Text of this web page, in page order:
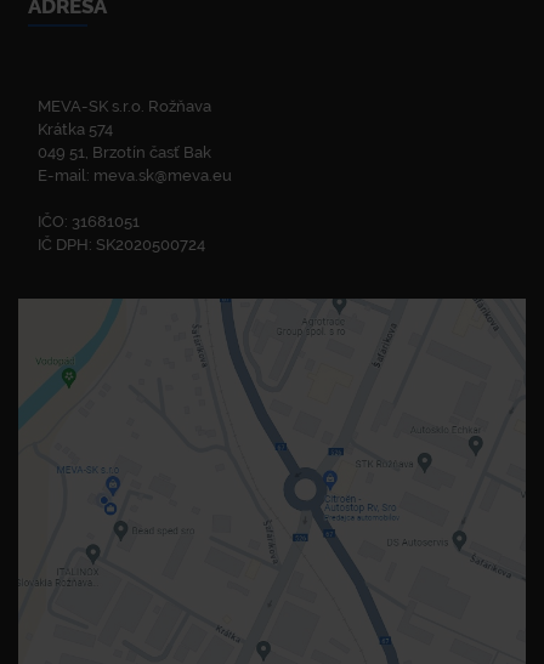
ADRESA
MEVA-SK s.r.o. Rožňava
Krátka 574
049 51, Brzotín časť Bak
E-mail: meva.sk@meva.eu
IČO: 31681051
IČ DPH: SK2020500724